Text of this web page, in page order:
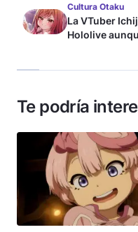
Cultura Otaku
La VTuber
Hololive
Te podría